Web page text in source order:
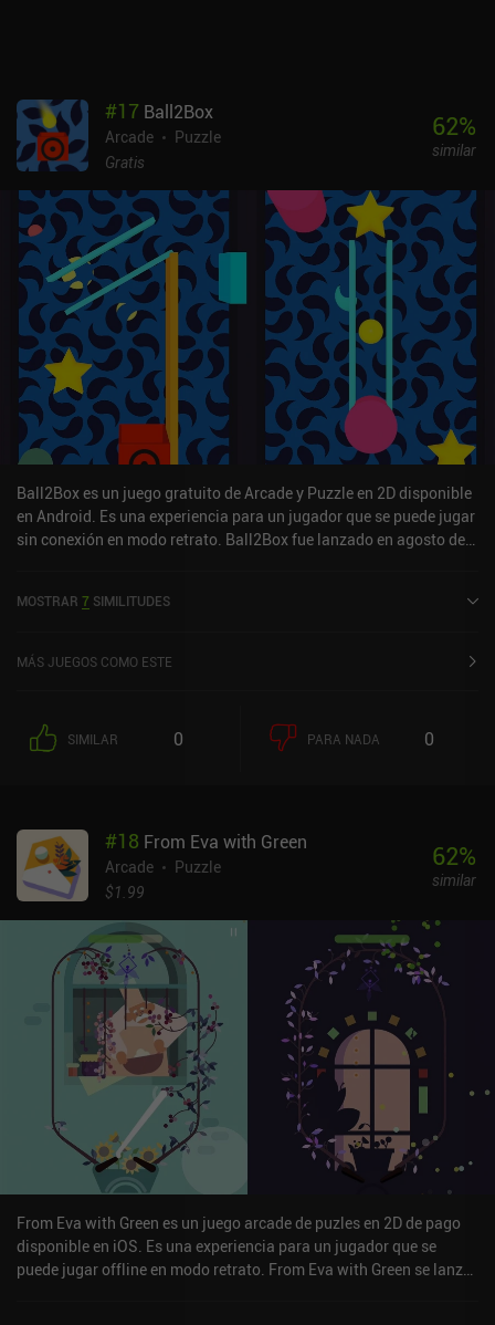
#17 Ball2Box
Arcade
Puzzle
Gratis
62%
similar
Ball2Box es un juego gratuito de Arcade y Puzzle en 2D disponible
en Android. Es una experiencia para un jugador que se puede jugar
sin conexión en modo retrato. Ball2Box fue lanzado en agosto de
MOSTRAR 7 SIMILITUDES
MÁS JUEGOS COMO ESTE
SIMILAR 0 PARA NADA 0
#18 From Eva with Green
Arcade
Puzzle
$1.99
62%
similar
From Eva with Green es un juego arcade de puzles en 2D de pago
disponible en iOS. Es una experiencia para un jugador que se
puede jugar offline en modo retrato. From Eva with Green se lanzó